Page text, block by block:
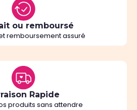
ou remboursé
remboursement assuré
Rapide
produits sans attendre